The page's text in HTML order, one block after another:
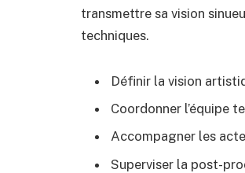
transmettre sa vision
techniques.
Définir la vision
Coordonner l’équipe
Accompagner les
Superviser la post-